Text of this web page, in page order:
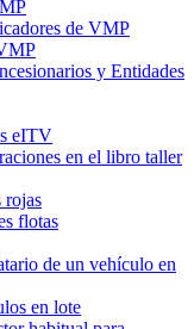
de VMP
y Entidades
eITV
en el libro taller
rojas
flotas
de un vehículo en
en lote